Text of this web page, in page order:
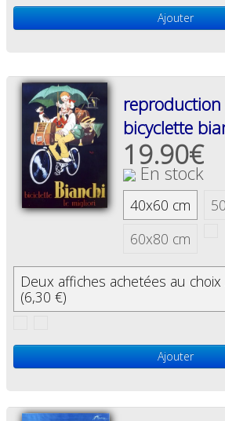
Ajouter
bicyclette
19.90€
En stock
40x60 cm
60x80 cm
Deux affiches achetées au choix
(6,30 €)
Ajouter